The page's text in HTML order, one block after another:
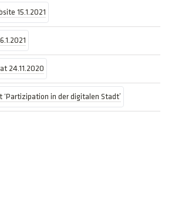
15.1.2021
24.11.2020
in der digitalen Stadt’